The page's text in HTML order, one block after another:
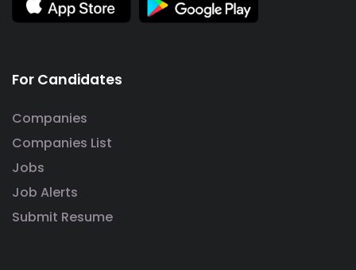
For Candidates
Companies
Companies List
Jobs
Job Alerts
Submit Resume